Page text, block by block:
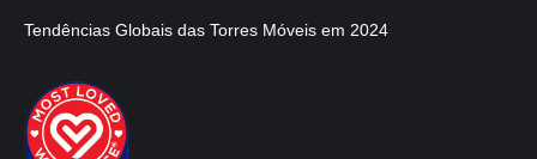
Tendências Globais das Torres Móveis em 2024